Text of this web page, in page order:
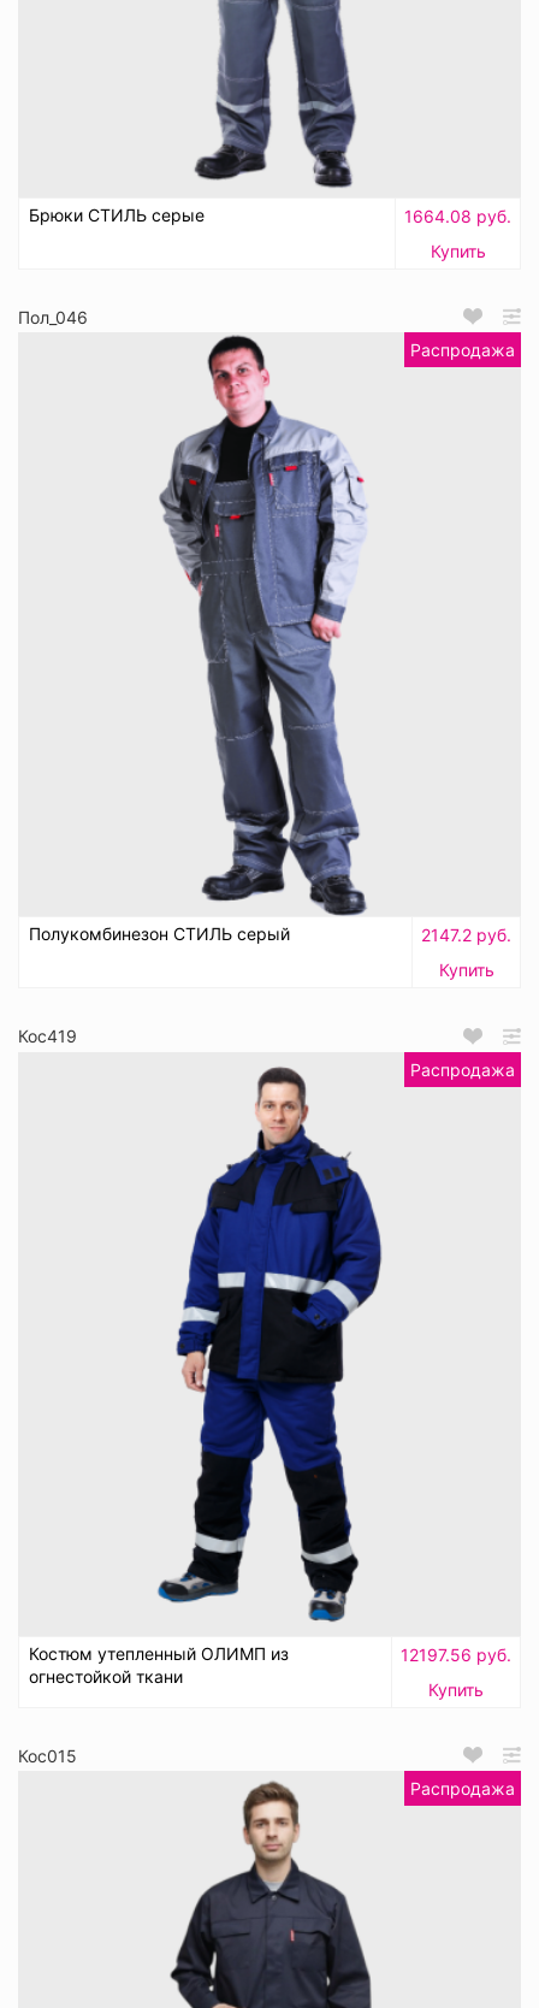
Брюки СТИЛЬ серые
1664.08 руб.
Купить
Пол_046
Распродажа
Полукомбинезон СТИЛЬ серый
2147.2 руб.
Купить
Кос419
Распродажа
Костюм утепленный ОЛИМП из
огнестойкой ткани
12197.56 руб.
Купить
Кос015
Распродажа